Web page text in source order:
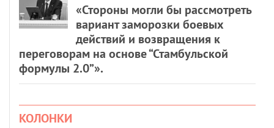
«Стороны могли бы рассмотреть
вариант заморозки боевых
действий и возвращения к
переговорам на основе “Стамбульской
формулы 2.0”».
КОЛОНКИ